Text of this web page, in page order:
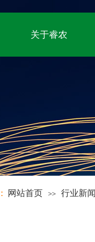
关于睿农
网站首页 >> 行业新闻